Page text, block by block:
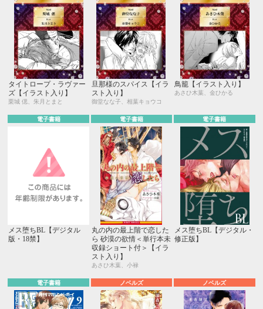
タイトロープ・ラヴァー
ズ【イラスト入り】
栗城 偲、朱月とまと
旦那様のスパイス【イラ
スト入り】
御堂なな子、相葉キョウコ
鳥籠【イラスト入り】
あさひ木葉、金ひかる
電子書籍
メス堕ちBL【デジタル
版・18禁】
電子書籍
丸の内の最上階で恋した
ら 砂漠の欲情＜単行本未
収録ショート付＞【イラ
スト入り】
あさひ木葉、小禄
電子書籍
メス堕ちBL【デジタル・
修正版】
電子書籍 ノベルズ ノベルズ